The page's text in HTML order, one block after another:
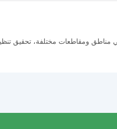
مناطق ومقاطعات مختلفة، تحقيق